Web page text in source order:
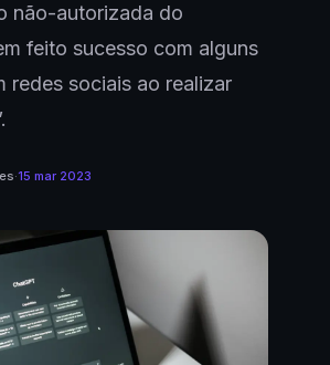
não-autorizada do
feito sucesso com alguns
redes sociais ao realizar
·15 mar 2023